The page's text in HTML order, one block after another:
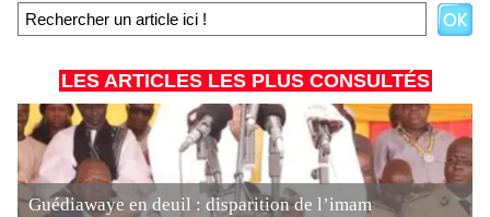
LES ARTICLES LES PLUS CONSULTÉS
Guédiawaye en deuil : disparition de l’imam